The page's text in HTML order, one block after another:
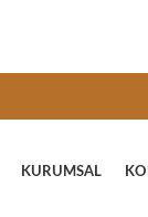
KURUMSAL